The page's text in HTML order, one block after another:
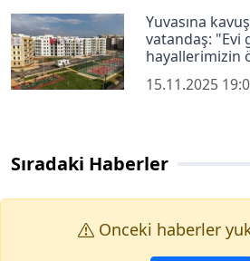
Yuvasına
vatandaş: "Evi
hayallerimizin
15.11.2025
Sıradaki Haberler
Onceki haberler